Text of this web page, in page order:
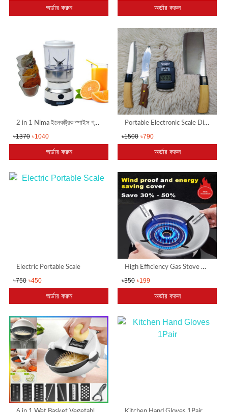
Music
&
Book
Glossary
Food
অর্ডার করুন অর্ডার করুন
2 in 1 Nima ইলেকট্রিক স্পাইস গ্রাইন্ডার এবং ব্লেন্ডার পেয়াজ,রসুন,আদা সহ সকল প্রকার মসলা ব্লেন্ডার করা যাবে। খুব সহজে কালোজিরা, শুকনা মরিচ, জিরা, মেথি, সরিষা, গোলমরিচ, এলাচি, দারুচিনি সহ যেকোন ধরনের ডাল, বাদাম ইত্যাদি গুড়া বা পাউডার করা যাবে মাত্র কয়েক সেক
৳1370 ৳1040
অর্ডার করুন
Portable Electronic Scale Digital Weight Machine 50kg with 2 pcs Knife and 1 pcs Chapati
৳1500 ৳790
অর্ডার করুন
Electric Portable Scale
৳750 ৳450
অর্ডার করুন
High Efficiency Gas Stove Energy Saving Cover Heat Insulation Pot Holder Wind Shield Brack
৳350 ৳199
অর্ডার করুন